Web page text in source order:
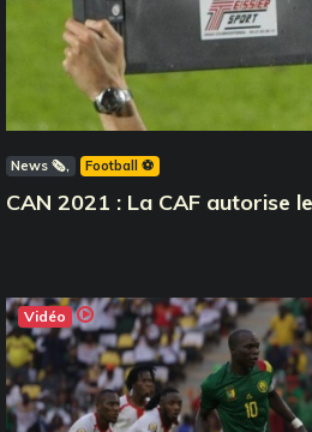
News 🗞️ Football ⚽️
CAN 2021 : La CAF autorise
Vidéo